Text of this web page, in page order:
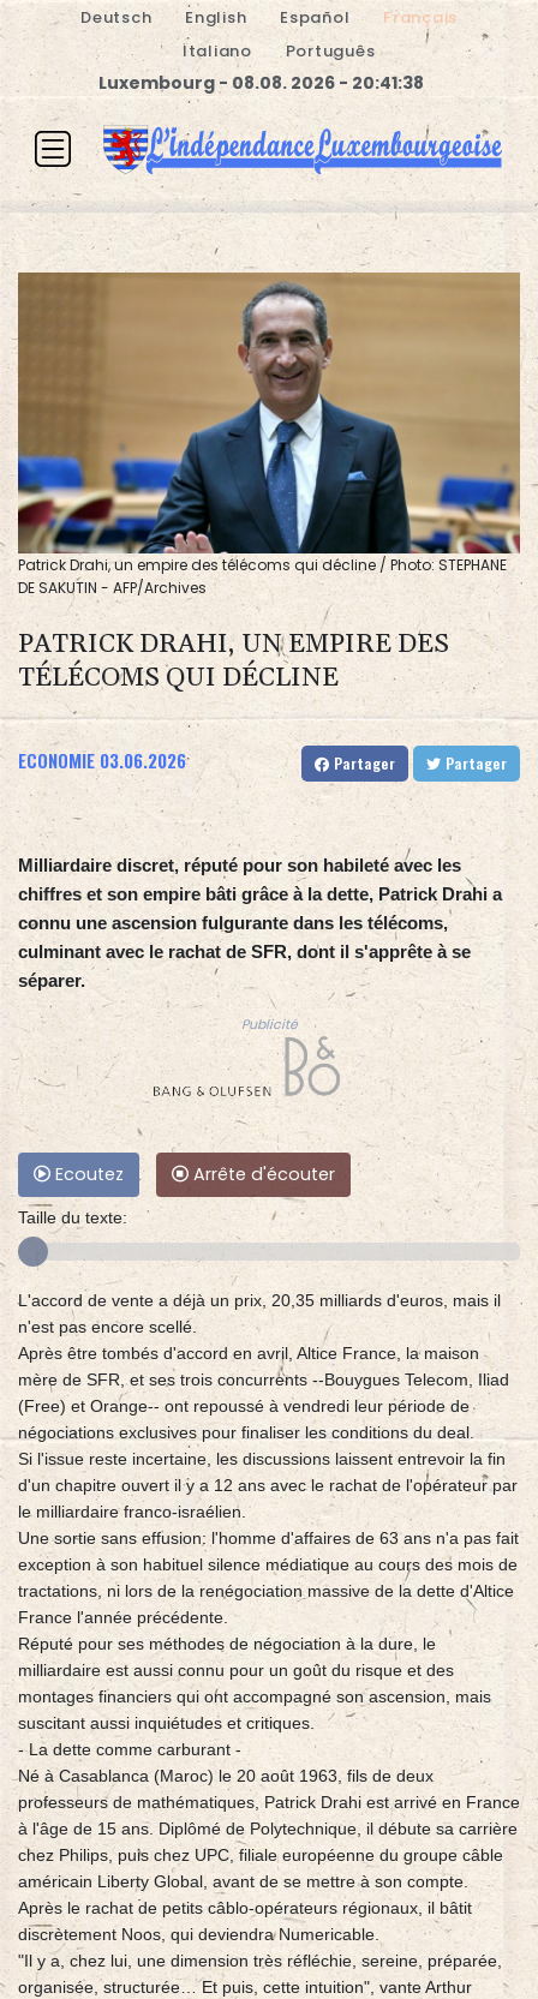
Deutsch English Español
Français
Italiano
Português
Luxembourg - 08.08. 2026 - 20:41:39
Patrick Drahi, un empire des télécoms qui décline / Photo: STEPHANE
DE SAKUTIN - AFP/Archives
PATRICK DRAHI, UN EMPIRE DES
TÉLÉCOMS QUI DÉCLINE
ECONOMIE 03.06.2026 Partager Partager
Milliardaire discret, réputé pour son habileté avec les
chiffres et son empire bâti grâce à la dette, Patrick Drahi a
connu une ascension fulgurante dans les télécoms,
culminant avec le rachat de SFR, dont il s'apprête à se
séparer.
Publicité
Ecoutez Arrête d'écouter
Taille du texte:
L'accord de vente a déjà un prix, 20,35 milliards d'euros, mais il
n'est pas encore scellé.
Après être tombés d'accord en avril, Altice France, la maison
mère de SFR, et ses trois concurrents --Bouygues Telecom, Iliad
(Free) et Orange-- ont repoussé à vendredi leur période de
négociations exclusives pour finaliser les conditions du deal.
Si l'issue reste incertaine, les discussions laissent entrevoir la fin
d'un chapitre ouvert il y a 12 ans avec le rachat de l'opérateur par
le milliardaire franco-israélien.
Une sortie sans effusion: l'homme d'affaires de 63 ans n'a pas fait
exception à son habituel silence médiatique au cours des mois de
tractations, ni lors de la renégociation massive de la dette d'Altice
France l'année précédente.
Réputé pour ses méthodes de négociation à la dure, le
milliardaire est aussi connu pour un goût du risque et des
montages financiers qui ont accompagné son ascension, mais
suscitant aussi inquiétudes et critiques.
- La dette comme carburant -
Né à Casablanca (Maroc) le 20 août 1963, fils de deux
professeurs de mathématiques, Patrick Drahi est arrivé en France
à l'âge de 15 ans. Diplômé de Polytechnique, il débute sa carrière
chez Philips, puis chez UPC, filiale européenne du groupe câble
américain Liberty Global, avant de se mettre à son compte.
Après le rachat de petits câblo-opérateurs régionaux, il bâtit
discrètement Noos, qui deviendra Numericable.
"Il y a, chez lui, une dimension très réfléchie, sereine, préparée,
organisée, structurée… Et puis, cette intuition", vante Arthur